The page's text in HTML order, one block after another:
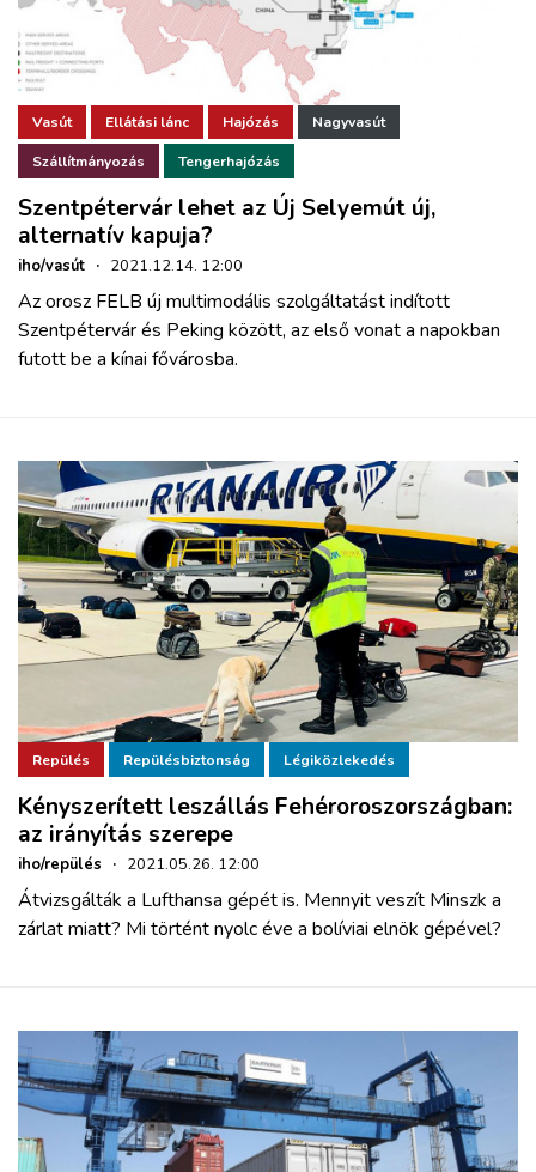
Vasút Ellátási lánc Hajózás Nagyvasút
Szállítmányozás Tengerhajózás
Szentpétervár lehet az Új Selyemút új,
alternatív kapuja?
iho/vasút · 2021.12.14. 12:00
Az orosz FELB új multimodális szolgáltatást indított
Szentpétervár és Peking között, az első vonat a napokban
futott be a kínai fővárosba.
Repülés Repülésbiztonság Légiközlekedés
Kényszerített leszállás Fehéroroszországban:
az irányítás szerepe
iho/repülés · 2021.05.26. 12:00
Átvizsgálták a Lufthansa gépét is. Mennyit veszít Minszk a
zárlat miatt? Mi történt nyolc éve a bolíviai elnök gépével?